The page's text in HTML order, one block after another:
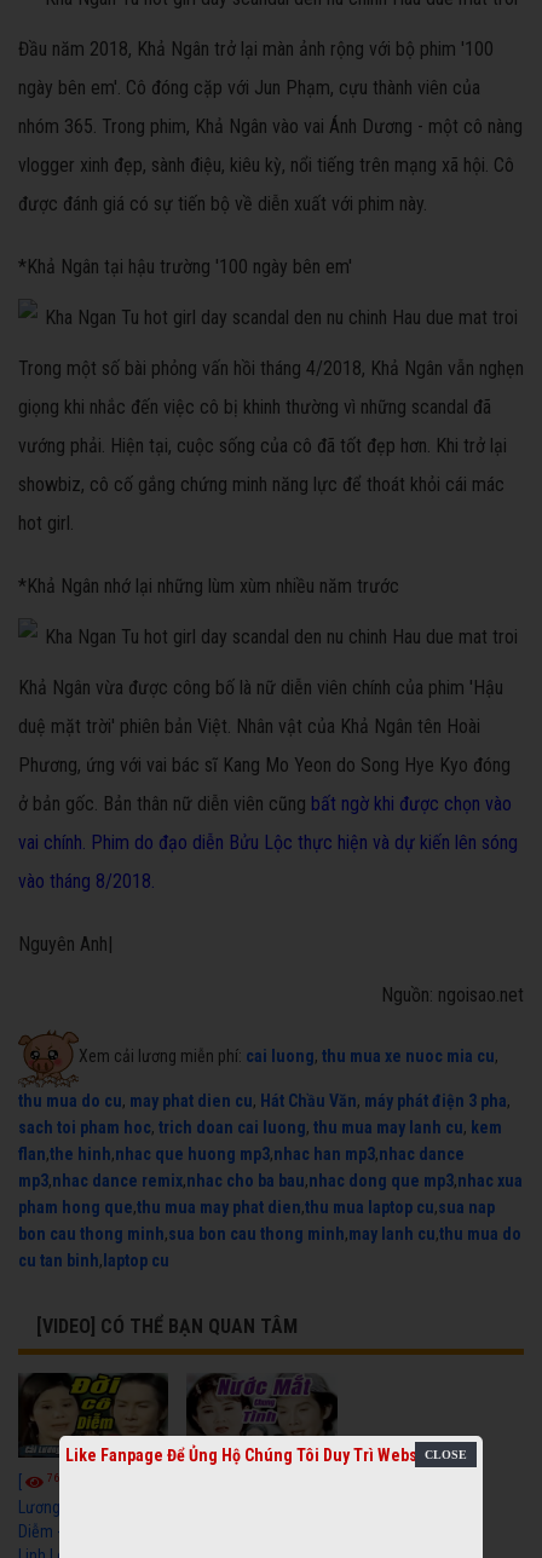
Đầu năm 2018, Khả Ngân trở lại màn ảnh rộng với bộ phim '100
ngày bên em'. Cô đóng cặp với Jun Phạm, cựu thành viên của
nhóm 365. Trong phim, Khả Ngân vào vai Ánh Dương - một cô nàng
vlogger xinh đẹp, sành điệu, kiêu kỳ, nổi tiếng trên mạng xã hội. Cô
được đánh giá có sự tiến bộ về diễn xuất với phim này.
*Khả Ngân tại hậu trường '100 ngày bên em'
Trong một số bài phỏng vấn hồi tháng 4/2018, Khả Ngân vẫn nghẹn
giọng khi nhắc đến việc cô bị khinh thường vì những scandal đã
vướng phải. Hiện tại, cuộc sống của cô đã tốt đẹp hơn. Khi trở lại
showbiz, cô cố gắng chứng minh năng lực để thoát khỏi cái mác
hot girl.
*Khả Ngân nhớ lại những lùm xùm nhiều năm trước
Khả Ngân vừa được công bố là nữ diễn viên chính của phim 'Hậu
duệ mặt trời' phiên bản Việt. Nhân vật của Khả Ngân tên Hoài
Phương, ứng với vai bác sĩ Kang Mo Yeon do Song Hye Kyo đóng
ở bản gốc. Bản thân nữ diễn viên cũng bất ngờ khi được chọn vào
vai chính. Phim do đạo diễn Bửu Lộc thực hiện và dự kiến lên sóng
vào tháng 8/2018.
Nguyên Anh|
Nguồn: ngoisao.net
Xem cải lương miễn phí: cai luong, thu mua xe nuoc mia cu,
thu mua do cu, may phat dien cu, Hát Chầu Văn, máy phát điện 3 pha,
sach toi pham hoc, trich doan cai luong, thu mua may lanh cu, kem
flan,the hinh,nhac que huong mp3,nhac han mp3,nhac dance
mp3,nhac dance remix,nhac cho ba bau,nhac dong que mp3,nhac xua
pham hong que,thu mua may phat dien,thu mua laptop cu,sua nap
bon cau thong minh,sua bon cau thong minh,may lanh cu,thu mua do
cu tan binh, laptop cu
[VIDEO] CÓ THỂ BẠN QUAN TÂM
7676
Lương Xưa : Đời Cô
Diễm - Vũ Linh Tài
Like Fanpage Để Ủng Hộ Chúng Tôi Duy Trì Website